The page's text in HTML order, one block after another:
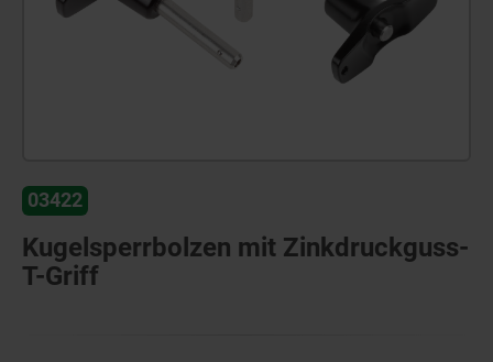
03422
Kugelsperrbolzen mit Zinkdruckguss-
T-Griff